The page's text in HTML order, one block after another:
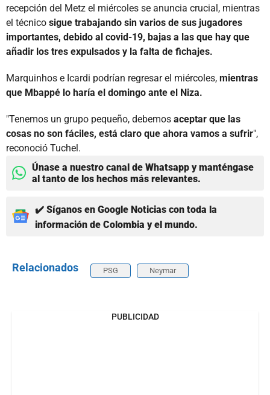
recepción del Metz el miércoles se anuncia crucial, mientras
el técnico sigue trabajando sin varios de sus jugadores
importantes, debido al covid-19, bajas a las que hay que
añadir los tres expulsados y la falta de fichajes.
Marquinhos e Icardi podrían regresar el miércoles, mientras
que Mbappé lo haría el domingo ante el Niza.
"Tenemos un grupo pequeño, debemos aceptar que las
cosas no son fáciles, está claro que ahora vamos a sufrir",
reconoció Tuchel.
Únase a nuestro canal de Whatsapp y manténgase
al tanto de los hechos más relevantes.
✔️ Síganos en Google Noticias con toda la
información de Colombia y el mundo.
Relacionados PSG Neymar
PUBLICIDAD